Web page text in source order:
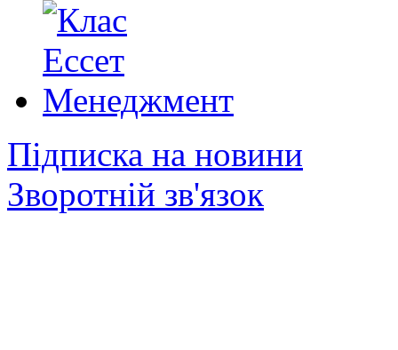
Підписка на новини
Зворотній зв'язок